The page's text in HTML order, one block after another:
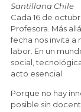
Santillana Chile
Cada 16 de
Profesora. Más
fecha nos invita a
labor. En un
social,
acto esencial.
Porque no hay
posible sin